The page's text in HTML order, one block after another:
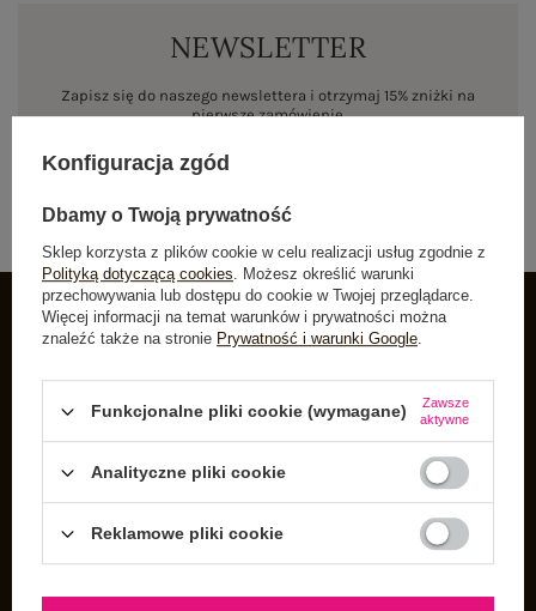
NEWSLETTER
Zapisz się do naszego newslettera i otrzymaj 15% zniżki na
pierwsze zamówienie
INFORMACJE O BUTIK
Listy zakupowe
Lista zakupionych produktów
Historia transakcji
Konfiguracja zgód
Dbamy o Twoją prywatność
Sklep korzysta z plików cookie w celu realizacji usług zgodnie z
Polityką dotyczącą cookies. Możesz określić warunki
przechowywania lub dostępu do cookie w Twojej przeglądarce.
Więcej informacji na temat warunków i prywatności można
znaleźć także na stronie Prywatność i warunki Google.
Funkcjonalne pliki cookie (wymagane)
Zawsze
aktywne
Analityczne pliki cookie
Reklamowe pliki cookie